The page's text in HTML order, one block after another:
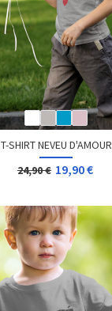
T-SHIRT NEVEU D'AMOUR
24,90 € 19,90 €